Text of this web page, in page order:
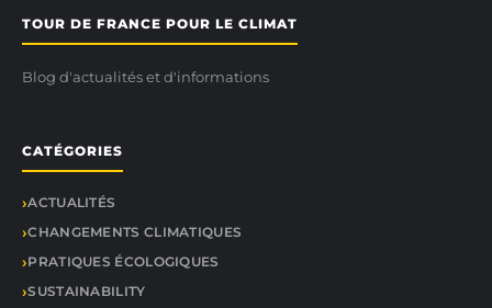
TOUR DE FRANCE POUR LE CLIMAT
Blog d'actualités et d'informations
CATÉGORIES
ACTUALITÉS
CHANGEMENTS CLIMATIQUES
PRATIQUES ÉCOLOGIQUES
SUSTAINABILITY